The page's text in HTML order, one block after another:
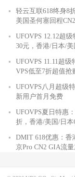
轻云互联618终身8
美国圣何塞回程
UFOVPS 12.12超
30元，香港/日本/
UFOVPS 11.11超
VPS低至7折超值抢
UFOVPS八月超级
新用户首月免费
UFOVPS夏日特惠
折，香港/美国/日本
DMIT 618优惠：香
京Pro CN2 GIA流